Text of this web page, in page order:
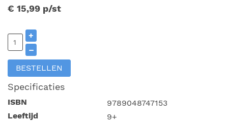
€ 15,99 p/st
+
–
BESTELLEN
Specificaties
ISBN
9789048747153
Leeftijd
9+